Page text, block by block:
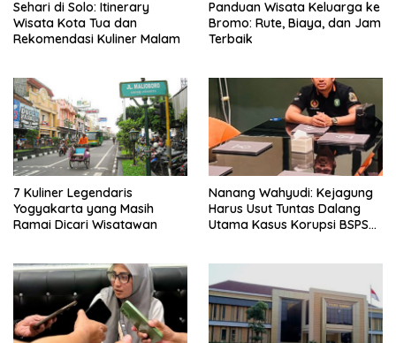
Sehari di Solo: Itinerary
Wisata Kota Tua dan
Rekomendasi Kuliner Malam
Panduan Wisata Keluarga ke
Bromo: Rute, Biaya, dan Jam
Terbaik
7 Kuliner Legendaris
Yogyakarta yang Masih
Ramai Dicari Wisatawan
Nanang Wahyudi: Kejagung
Harus Usut Tuntas Dalang
Utama Kasus Korupsi BSPS